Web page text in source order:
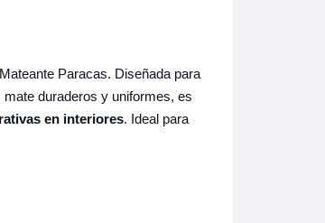
Paracas. Diseñada para
duraderos y uniformes, es
en interiores. Ideal para